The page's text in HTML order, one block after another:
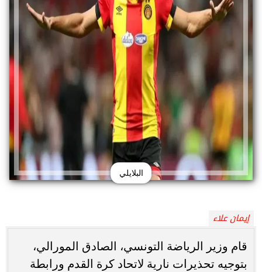
البلايلي
إيمان علاء
قام وزير الرياضة التونسي، الصادق المورالي،
بتوجيه تحذيرات نارية لاتحاد كرة القدم ورابطة